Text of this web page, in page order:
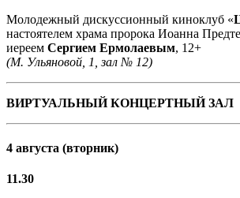
Молодежный дискуссионный киноклуб «
настоятелем храма пророка Иоанна
иереем Сергием Ермолаевым, 12+
(М. Ульяновой, 1, зал № 12)
ВИРТУАЛЬНЫЙ КОНЦЕРТНЫЙ ЗАЛ
4 августа (вторник)
11.30